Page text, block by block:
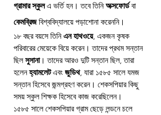
গ্রামার স্কুল এ ভর্তি হন। তবে তিনি অক্সফোর্ড বা
কেমব্রিজ বিশ্ববিদ্যালয়ে পড়াশোনা করেননি।
১৮ বছর বয়সে তিনি এন হাথওয়ে, একজন কৃষক
পরিবারের মেয়েকে বিয়ে করেন। তাদের প্রথম সন্তান
ছিল সুসানা। তাদের আরও দুটি সন্তান ছিল, তারা
হলেন হ্যামলেট এবং জুডিথ, যারা ১৫৮৫ সালে যমজ
সন্তান হিসেবে জন্মগ্রহণ করেন। শেকসপিয়ার কিছু
সময় স্কুল শিক্ষক হিসেবে কাজ করেছিলেন।
১৫৮৫ সালে শেকসপিয়ার গ্রাম ছেড়ে লন্ডনে চলে